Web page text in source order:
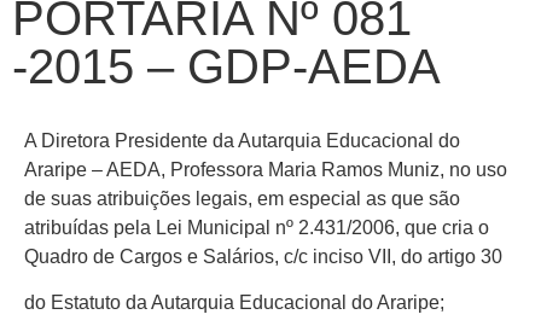
PORTARIA Nº 081
-2015 – GDP-AEDA
A Diretora Presidente da Autarquia Educacional do
Araripe – AEDA, Professora Maria Ramos Muniz, no uso
de suas atribuições legais, em especial as que são
atribuídas pela Lei Municipal nº 2.431/2006, que cria o
Quadro de Cargos e Salários, c/c inciso VII, do artigo 30
do Estatuto da Autarquia Educacional do Araripe;